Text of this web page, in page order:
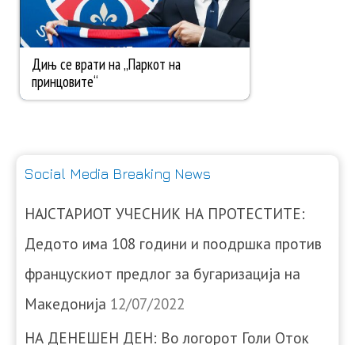
Social Media Breaking News
НАЈСТАРИОТ УЧЕСНИК НА ПРОТЕСТИТЕ:
Дедото има 108 години и поодршка против
францускиот предлог за бугаризација на
Македонија 12/07/2022
НА ДЕНЕШЕН ДЕН: Во логорот Голи Оток